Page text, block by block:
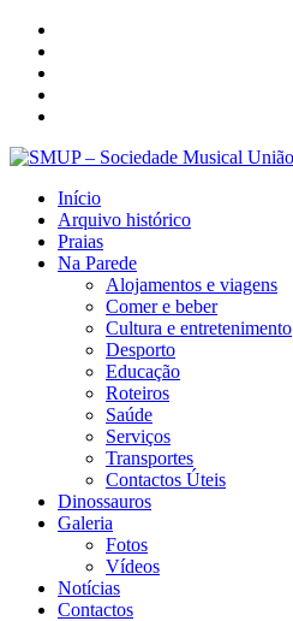
Início
Arquivo histórico
Praias
Na Parede
Alojamentos e viagens
Comer e beber
Cultura e entretenimento
Desporto
Educação
Roteiros
Saúde
Serviços
Transportes
Contactos Úteis
Dinossauros
Galeria
Fotos
Vídeos
Notícias
Contactos